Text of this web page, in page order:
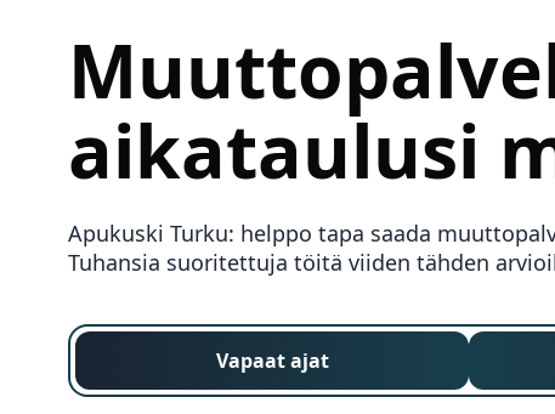
aikataulusi
Apukuski Turku: helppo tapa saada
Tuhansia suoritettuja töitä viiden tähden
Vapaat ajat